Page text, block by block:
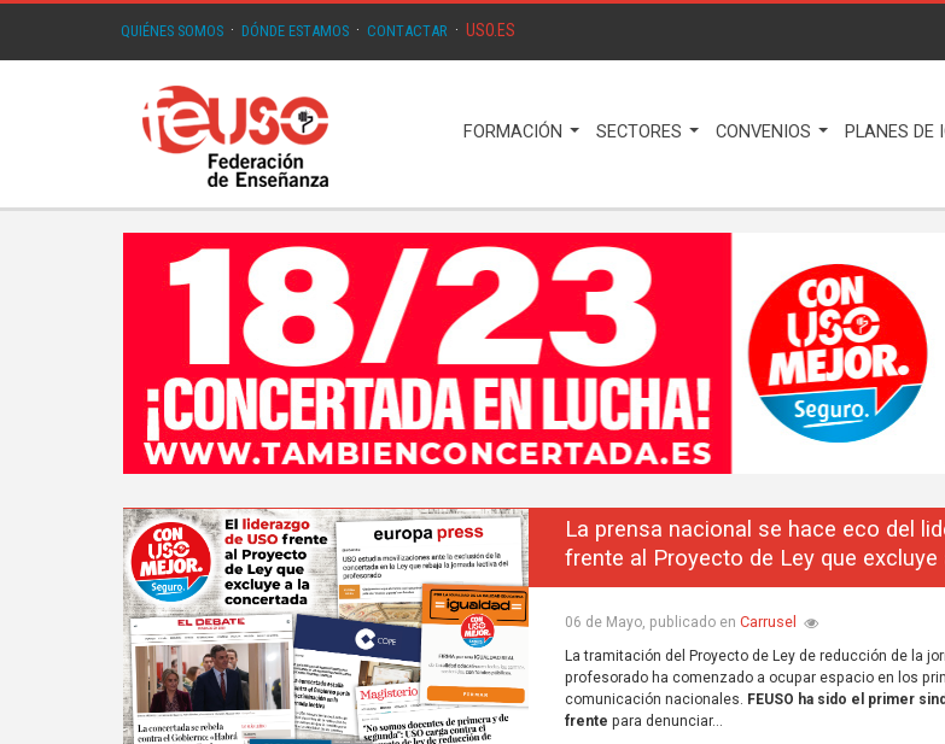
QUIÉNES SOMOS · DÓNDE ESTAMOS · CONTACTAR · USO.ES
FORMACIÓN SECTORES CONVENIOS PLANES DE
La prensa nacional se hace eco del
frente al Proyecto de Ley que
06 de Mayo, publicado en Carrusel
La tramitación del Proyecto de Ley de reducción de la
profesorado ha comenzado a ocupar espacio en los
comunicación nacionales. FEUSO ha sido el primer
frente para denunciar...